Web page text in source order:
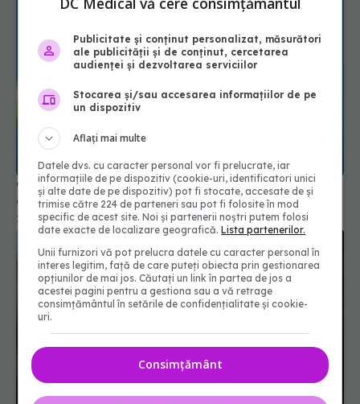
Ce trebuie să știi despre medicamentele pentru
acidul gastric. Legătura cu C. Difficile
25 mai 2026, 10:40
Publicitate și conținut personalizat, măsurători
ale publicității și de conținut, cercetarea
audienței și dezvoltarea serviciilor
Stocarea și/sau accesarea informațiilor de pe
un dispozitiv
Aflați mai multe
Datele dvs. cu caracter personal vor fi prelucrate, iar
informațiile de pe dispozitiv (cookie-uri, identificatori unici
și alte date de pe dispozitiv) pot fi stocate, accesate de și
trimise către 224 de parteneri sau pot fi folosite în mod
specific de acest site. Noi și partenerii noștri putem folosi
date exacte de localizare geografică.Lista partenerilor.
Unii furnizori vă pot prelucra datele cu caracter personal în
interes legitim, față de care puteți obiecta prin gestionarea
opțiunilor de mai jos. Căutați un link în partea de jos a
acestei pagini pentru a gestiona sau a vă retrage
consimțământul în setările de confidențialitate și cookie-
uri.
Consimțământ